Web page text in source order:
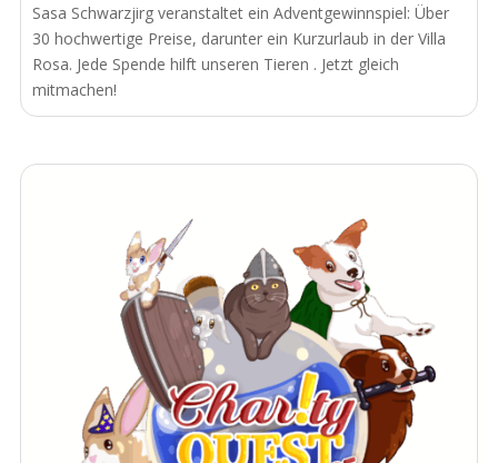
Sasa Schwarzjirg veranstaltet ein Adventgewinnspiel: Über
30 hochwertige Preise, darunter ein Kurzurlaub in der Villa
Rosa. Jede Spende hilft unseren Tieren . Jetzt gleich
mitmachen!